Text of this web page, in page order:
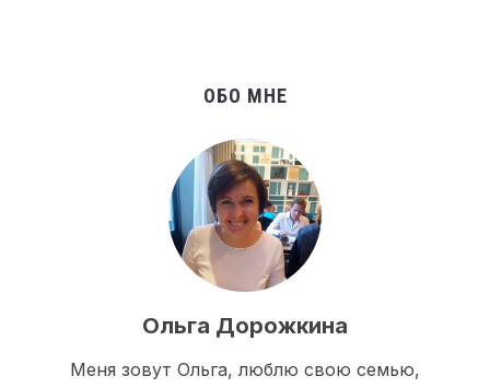
ОБО МНЕ
Ольга Дорожкина
Меня зовут Ольга, люблю свою семью,